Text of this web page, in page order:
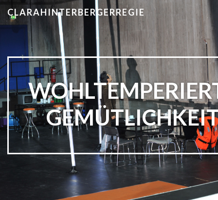
CLARAHINTERBERGERREGIE